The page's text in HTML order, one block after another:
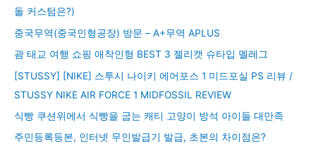
돌 커스텀은?)
중국무역(중국인형공장) 방문 – A+무역 APLUS
괌 태교 여행 쇼핑 애착인형 BEST 3 젤리캣 슈타입 멜레그
[STUSSY] [NIKE] 스투시 나이키 에어포스 1 미드포실 PS 리뷰 /
STUSSY NIKE AIR FORCE 1 MIDFOSSIL REVIEW
식빵 쿠션위에서 식빵을 굽는 캐티 고양이 방석 아이들 대만족
주민등록등본, 인터넷 무인발급기 발급, 초본의 차이점은?